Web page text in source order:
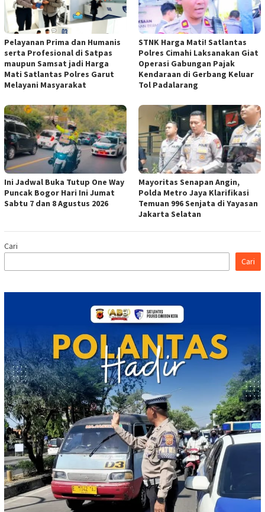
Pelayanan Prima dan Humanis
serta Profesional di Satpas
maupun Samsat jadi Harga
Mati Satlantas Polres Garut
Melayani Masyarakat
STNK Harga Mati! Satlantas
Polres Cimahi Laksanakan Giat
Operasi Gabungan Pajak
Kendaraan di Gerbang Keluar
Tol Padalarang
Ini Jadwal Buka Tutup One Way
Puncak Bogor Hari Ini Jumat
Sabtu 7 dan 8 Agustus 2026
Mayoritas Senapan Angin,
Polda Metro Jaya Klarifikasi
Temuan 996 Senjata di Yayasan
Jakarta Selatan
Cari
Cari